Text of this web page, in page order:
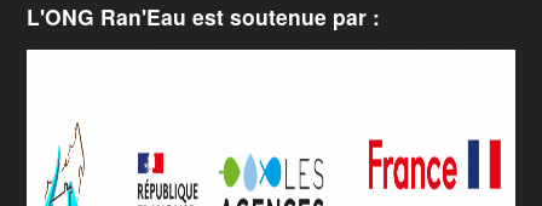
L'ONG Ran'Eau est soutenue par :